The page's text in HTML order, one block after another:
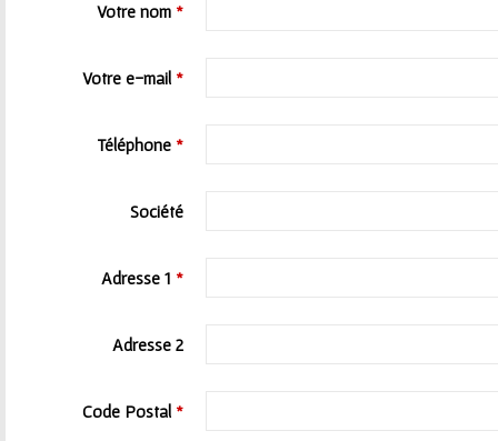
Votre nom *
Votre e-mail *
Téléphone *
Société
Adresse 1 *
Adresse 2
Code Postal *